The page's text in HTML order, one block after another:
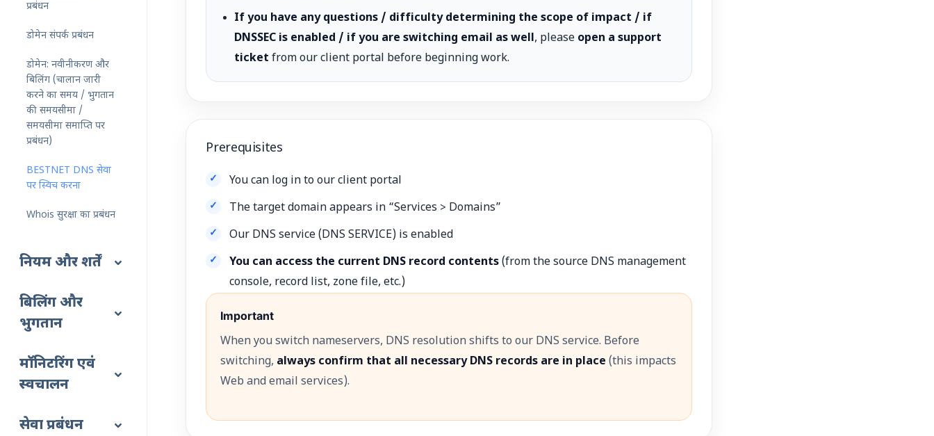
प्रबंधन
डोमेन संपर्क प्रबंधन
डोमेन: नवीनीकरण और
बिलिंग (चालान जारी
करने का समय / भुगतान
की समयसीमा /
समयसीमा समाप्ति पर
प्रबंधन)
BESTNET DNS सेवा
पर स्विच करना
Whois सुरक्षा का प्रबंधन
नियम और शर्तें
बिलिंग और
भुगतान
मॉनिटरिंग एवं
स्वचालन
सेवा प्रबंधन
If you have any questions / difficulty determining the scope of impact / if
DNSSEC is enabled / if you are switching email as well, please open a support
ticket from our client portal before beginning work.
Prerequisites
You can log in to our client portal
The target domain appears in “Services > Domains”
Our DNS service (DNS SERVICE) is enabled
You can access the current DNS record contents(from the source DNS management
console, record list, zone file, etc.)
Important
When you switch nameservers, DNS resolution shifts to our DNS service. Before
switching, always confirm that all necessary DNS records are in place (this impacts
Web and email services).